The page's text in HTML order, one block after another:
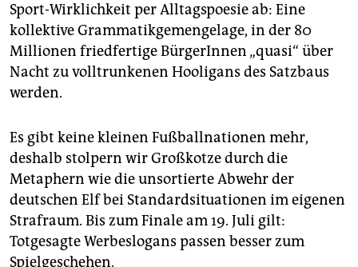
Sport-Wirklichkeit per Alltagspoesie ab: Eine
kollektive Grammatikgemengelage, in der 80
Millionen friedfertige BürgerInnen „quasi“ über
Nacht zu volltrunkenen Hooligans des Satzbaus
werden.
Es gibt keine kleinen Fußballnationen mehr,
deshalb stolpern wir Großkotze durch die
Metaphern wie die unsortierte Abwehr der
deutschen Elf bei Standardsituationen im eigenen
Strafraum. Bis zum Finale am 19. Juli gilt:
Totgesagte Werbeslogans passen besser zum
Spielgeschehen.